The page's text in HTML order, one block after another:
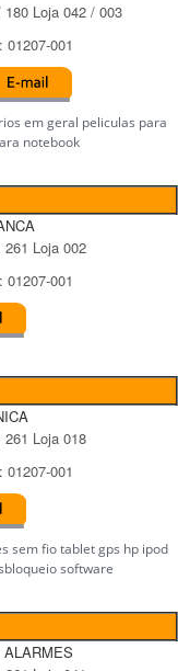
180 Loja 042 / 003
01207-001
em geral peliculas para
notebook
261 Loja 002
01207-001
261 Loja 018
01207-001
sem fio tablet gps hp ipod
software